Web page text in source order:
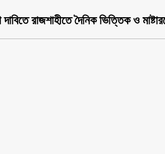
রাজশাহীতে দৈনিক ভিত্তিক ও